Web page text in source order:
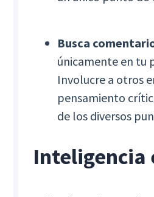
Busca
únicamente en tu
Involucre a otros
pensamiento
de los diversos
Inteligencia